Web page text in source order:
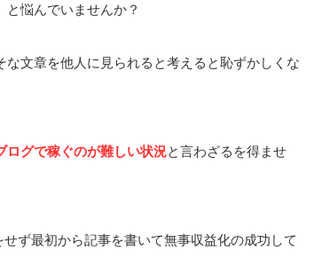
と悩んでいませんか？
文章を他人に見られると考えると恥ずかしくな
ログで稼ぐのが難しい状況と言わざるを得ませ
ず最初から記事を書いて無事収益化の成功して